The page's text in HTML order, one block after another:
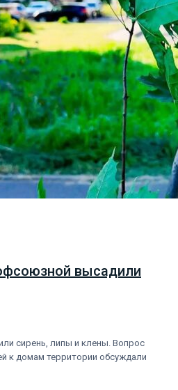
высадили
сирень, липы и клены. Вопрос
к домам территории обсуждали